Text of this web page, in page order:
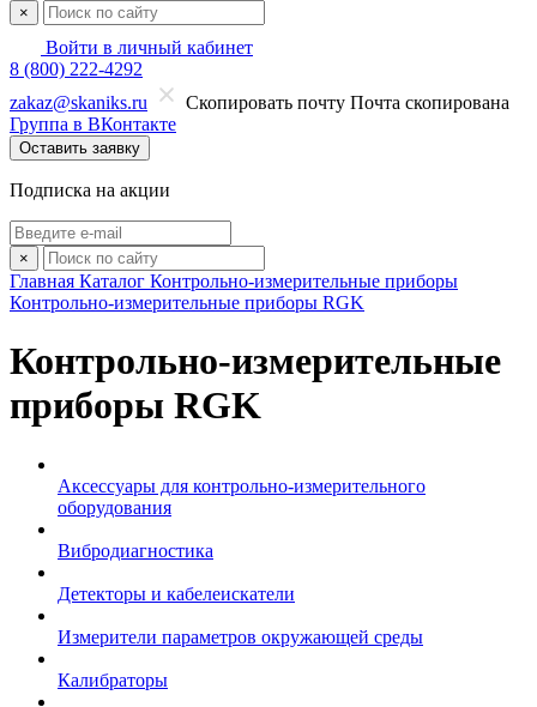
×
Войти в личный кабинет
8 (800) 222-4292
zakaz@skaniks.ru
Скопировать почту Почта скопирована
Группа в ВКонтакте
Оставить заявку
Подписка на акции
×
Главная Каталог Контрольно-измерительные приборы
Контрольно-измерительные приборы RGK
Контрольно-измерительные
приборы RGK
Аксессуары для контрольно-измерительного
оборудования
Вибродиагностика
Детекторы и кабелеискатели
Измерители параметров окружающей среды
Калибраторы